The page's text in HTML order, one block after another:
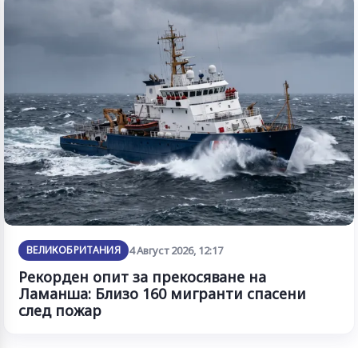
ВЕЛИКОБРИТАНИЯ 4 Август 2026, 12:17
Рекорден опит за прекосяване на
Ламанша: Близо 160 мигранти спасени
след пожар